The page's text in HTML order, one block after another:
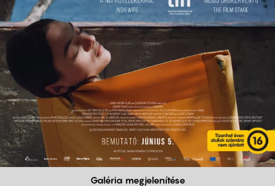
Galéria megjelenítése